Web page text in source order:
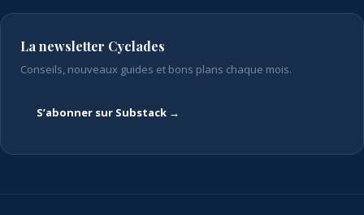
La newsletter Cyclades
Conseils, nouveaux guides et bons plans chaque mois.
S’abonner sur Substack →